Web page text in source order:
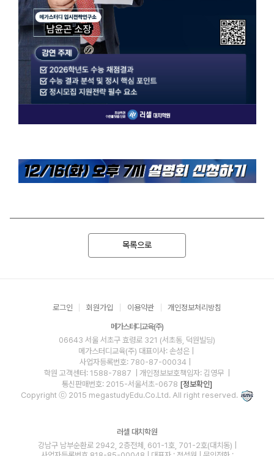
목록으로
로그인 회원가입 이용약관 개인정보처리방침
메가스터디교육(주)
06643 서울 서초구 효령로 321 (서초동, 덕원빌딩)
메가스터디교육(주) 대표이사: 손성은 |
사업자등록번호: 780-87-00034
학원 고객센터: 1588-7887
| 개인정보보호책임자: 김영무
통신판매번호: 2015-서울서초-0678 [정보확인]
Copyright ⓒ 2015 megastudyEdu.Co.Ltd. All right reserved.
러셀 대치학원
강남구 남부순환로 2942, 2층전체, 601-1호, 701-2호(대치동) |